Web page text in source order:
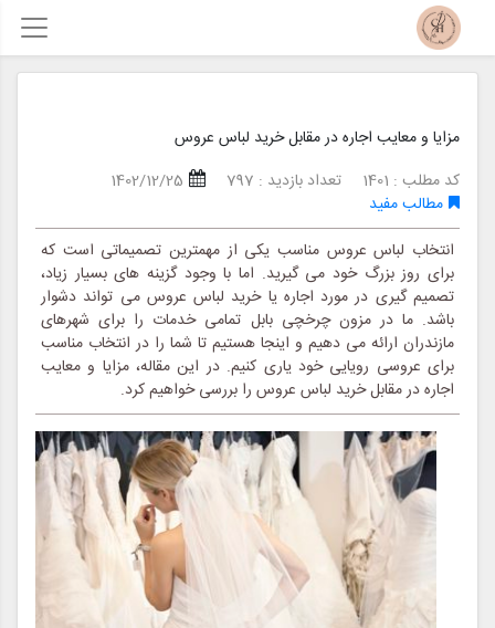
مزایا و معایب اجاره در مقابل خرید لباس عروس
کد مطلب : 1401
تعداد بازدید : 797
1402/12/25
مطالب مفید
انتخاب لباس عروس مناسب یکی از مهمترین تصمیماتی است که
برای روز بزرگ خود می گیرید. اما با وجود گزینه های بسیار زیاد،
تصمیم گیری در مورد اجاره یا خرید لباس عروس می تواند دشوار
باشد. ما در مزون چرخچی بابل تمامی خدمات را برای شهرهای
مازندران ارائه می دهیم و اینجا هستیم تا شما را در انتخاب مناسب
برای عروسی رویایی خود یاری کنیم. در این مقاله، مزایا و معایب
اجاره در مقابل خرید لباس عروس را بررسی خواهیم کرد.